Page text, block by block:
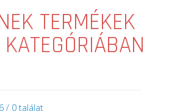
TERMÉKEK
/ 0 találat